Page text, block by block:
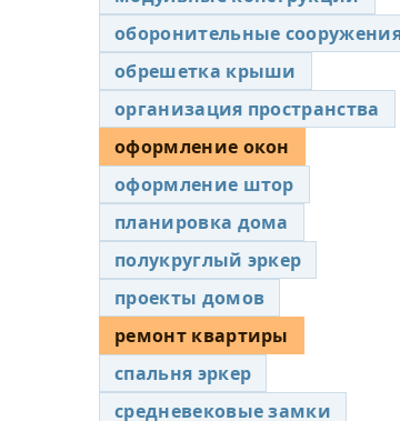
оборонительные
обрешетка крыши
организация пространства
оформление окон
оформление штор
планировка дома
полукруглый эркер
проекты домов
ремонт квартиры
спальня эркер
средневековые замки